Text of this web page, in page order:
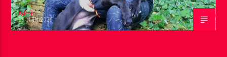
Admin
19 JUIN 2026